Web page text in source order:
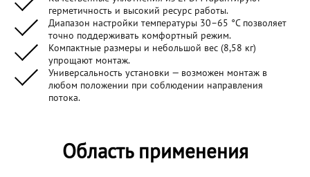
герметичность и высокий ресурс работы.
Диапазон настройки температуры 30–65 °C позволяет
точно поддерживать комфортный режим.
Компактные размеры и небольшой вес (8,58 кг)
упрощают монтаж.
Универсальность установки — возможен монтаж в
любом положении при соблюдении направления
потока.
Область применения